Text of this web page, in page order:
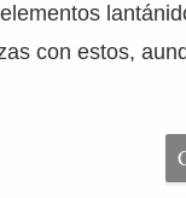
con estos,